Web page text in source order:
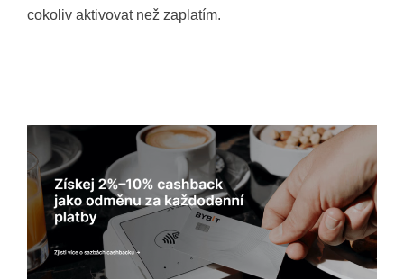
cokoliv aktivovat než zaplatím.